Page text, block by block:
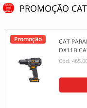
Promoção
CAT
DX11B
Cód.